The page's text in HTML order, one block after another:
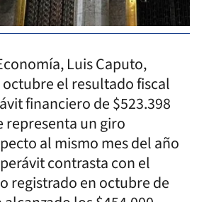
Luis Caputo,
el resultado fiscal
financiero de $523.398
representa un giro
al mismo mes del año
contrasta con el
registrado en octubre de